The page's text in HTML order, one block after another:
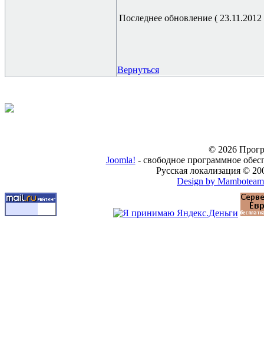
Последнее обновление ( 23.11.2012
Вернуться
© 2026
Joomla! - свободное программное
Русская локализация ©
Design by